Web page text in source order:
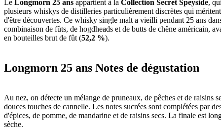
Le Longmorn 25 ans appartient à la Collection Secret Speyside,
plusieurs whiskys de distilleries particulièrement discrètes qui
d'être découvertes. Ce whisky single malt a vieilli pendant 25 ans
combinaison de fûts, de hogdheads et de butts de chêne américain,
en bouteilles brut de fût (52,2 %).
Longmorn 25 ans Notes de dégustation
Au nez, on détecte un mélange de pruneaux, de pêches et de raisins
douces touches de cannelle. Les notes sucrées sont complétées par
d'épices, de pomme, de mandarine et de raisins secs. La finale est
sèche.